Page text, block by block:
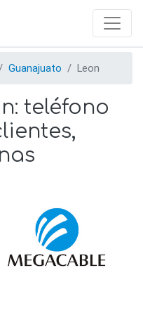
Guanajuato Leon
teléfono